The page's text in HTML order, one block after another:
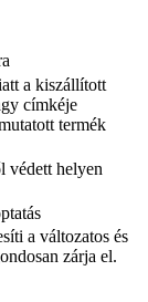
a kiszállított
címkéje
termék
védett helyen
a változatos és
zárja el.